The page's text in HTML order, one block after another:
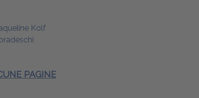
Kolf
PAGINE